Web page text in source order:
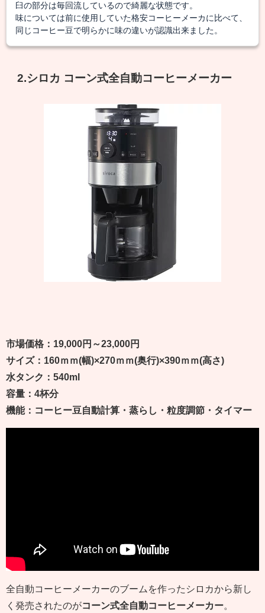
臼の部分は毎回流しているので綺麗な状態です。
味については前に使用していた格安コーヒーメーカに比べて、
同じコーヒー豆で明らかに味の違いが認識出来ました。
2.シロカ コーン式全自動コーヒーメーカー
市場価格：19,000円～23,000円
サイズ：160ｍｍ(幅)×270ｍｍ(奥行)×390ｍｍ(高さ)
水タンク：540ml
容量：4杯分
機能：コーヒー豆自動計算・蒸らし・粒度調節・タイマー
全自動コーヒーメーカーのブームを作ったシロカから新し
く発売されたのがコーン式全自動コーヒーメーカー